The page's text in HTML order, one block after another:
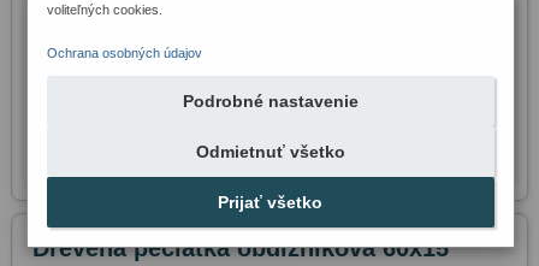
Cena: 13,52 € s DPH
na sklade
Drevená pečiatka obdĺžniková 60x15
voliteľných cookies.
Ochrana osobných údajov
Podrobné nastavenie
Odmietnuť všetko
Prijať všetko
Nevyhnutné